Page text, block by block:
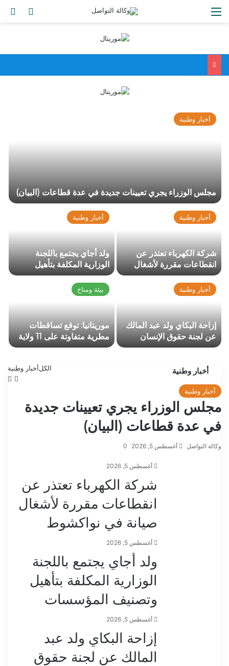
الوضع القائمة
أخبار وطنية
مجلس الوزراء يجري تعيينات جديدة في عدة قطاعات (البيان)
أخبار وطنية
شركة الكهرباء تعتذر عن
انقطاعات مقررة لأشغال
صيانة في نواكشوط
أخبار وطنية
ولد أجاي يجتمع باللجنة
الوزارية المكلفة بتأهيل
وتصنيف المؤسسات
أخبار وطنية
إزاحة البكاي ولد عبد المالك
عن لجنة حقوق الإنسان
وتعيينه…
بيئة ومناخ
موريتانيا: توقع تساقطات
مطرية متفاوتة على 11 ولاية
إلى جانب…
أخبار وطنية الكلأخبار وطنية
أخبار وطنية
مجلس الوزراء يجري تعيينات جديدة
في عدة قطاعات (البيان)
وكالة التواصل أغسطس 5, 2026 0
أغسطس 5, 2026
شركة الكهرباء تعتذر عن
انقطاعات مقررة لأشغال
صيانة في نواكشوط
أغسطس 5, 2026
ولد أجاي يجتمع باللجنة
الوزارية المكلفة بتأهيل
وتصنيف المؤسسات
أغسطس 5, 2026
إزاحة البكاي ولد عبد
المالك عن لجنة حقوق